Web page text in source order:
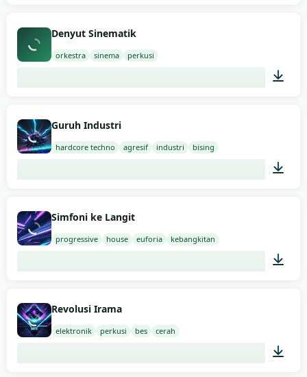
Denyut Sinematik
orkestra sinema perkusi
Guruh Industri
hardcore techno agresif industri bising
Simfoni ke Langit
progressive house euforia kebangkitan
Revolusi Irama
elektronik perkusi bes cerah